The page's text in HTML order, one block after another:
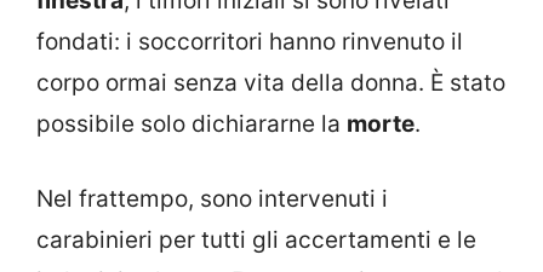
fondati: i soccorritori hanno rinvenuto il
corpo ormai senza vita della donna. È stato
possibile solo dichiararne la morte.
Nel frattempo, sono intervenuti i
carabinieri per tutti gli accertamenti e le